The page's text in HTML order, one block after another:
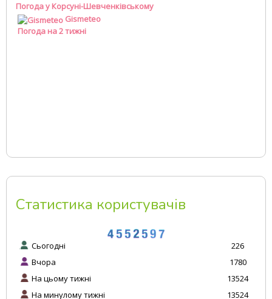
Погода у Корсуні-Шевченківському
Gismeteo
Погода на 2 тижні
Статистика користувачів
Сьогодні
Вчора
На цьому тижні
На минулому тижні
226
1780
13524
13524